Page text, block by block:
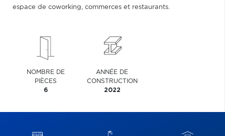
espace de coworking, commerces et restaurants.
NOMBRE DE
PIÈCES
6
ANNÉE DE
CONSTRUCTION
2022